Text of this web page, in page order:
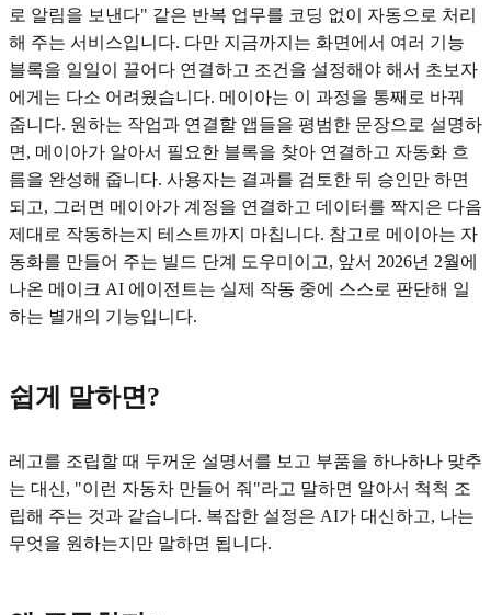
로 알림을 보낸다" 같은 반복 업무를 코딩 없이 자동으로 처리
해 주는 서비스입니다. 다만 지금까지는 화면에서 여러 기능
블록을 일일이 끌어다 연결하고 조건을 설정해야 해서 초보자
에게는 다소 어려웠습니다. 메이아는 이 과정을 통째로 바꿔
줍니다. 원하는 작업과 연결할 앱들을 평범한 문장으로 설명하
면, 메이아가 알아서 필요한 블록을 찾아 연결하고 자동화 흐
름을 완성해 줍니다. 사용자는 결과를 검토한 뒤 승인만 하면
되고, 그러면 메이아가 계정을 연결하고 데이터를 짝지은 다음
제대로 작동하는지 테스트까지 마칩니다. 참고로 메이아는 자
동화를 만들어 주는 빌드 단계 도우미이고, 앞서 2026년 2월에
나온 메이크 AI 에이전트는 실제 작동 중에 스스로 판단해 일
하는 별개의 기능입니다.
쉽게 말하면?
레고를 조립할 때 두꺼운 설명서를 보고 부품을 하나하나 맞추
는 대신, "이런 자동차 만들어 줘"라고 말하면 알아서 척척 조
립해 주는 것과 같습니다. 복잡한 설정은 AI가 대신하고, 나는
무엇을 원하는지만 말하면 됩니다.